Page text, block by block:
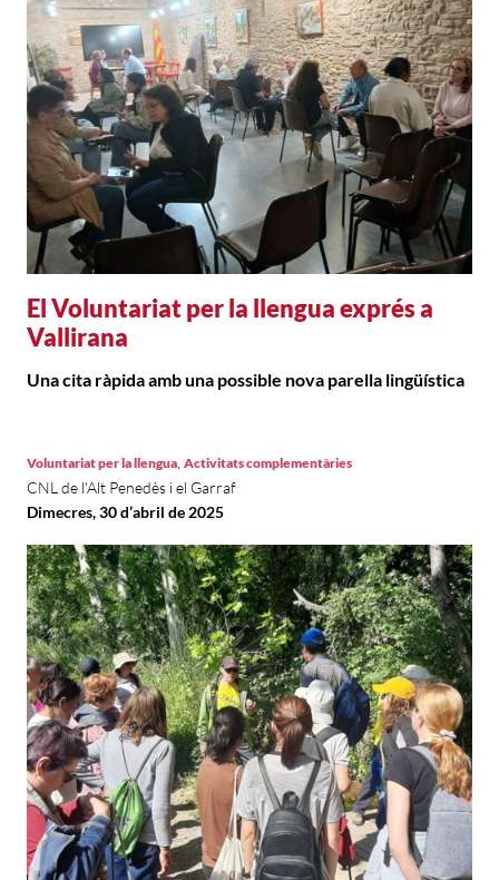
El Voluntariat per la llengua exprés a
Vallirana
Una cita ràpida amb una possible nova parella lingüística
Voluntariat per la llengua, Activitats complementàries
CNL de l'Alt Penedès i el Garraf
Dimecres, 30 d’abril de 2025